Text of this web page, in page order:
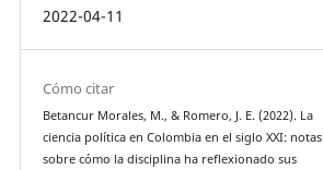
2022-04-11
Cómo citar
Betancur Morales, M., & Romero, J. E. (2022). La
ciencia política en Colombia en el siglo XXI: notas
sobre cómo la disciplina ha reflexionado sus